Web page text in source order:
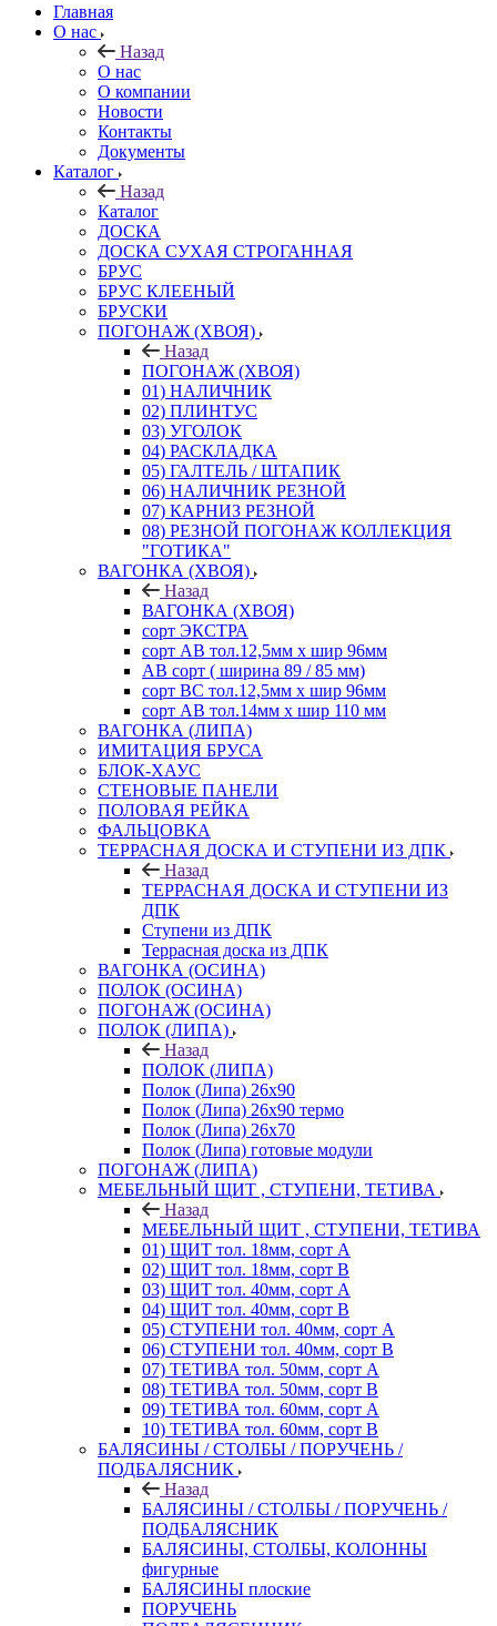
Главная
О нас
Назад
О нас
О компании
Новости
Контакты
Документы
Каталог
Назад
Каталог
ДОСКА
ДОСКА СУХАЯ СТРОГАННАЯ
БРУС
БРУС КЛЕЕНЫЙ
БРУСКИ
ПОГОНАЖ (ХВОЯ)
Назад
ПОГОНАЖ (ХВОЯ)
01) НАЛИЧНИК
02) ПЛИНТУС
03) УГОЛОК
04) РАСКЛАДКА
05) ГАЛТЕЛЬ / ШТАПИК
06) НАЛИЧНИК РЕЗНОЙ
07) КАРНИЗ РЕЗНОЙ
08) РЕЗНОЙ ПОГОНАЖ КОЛЛЕКЦИЯ
"ГОТИКА"
ВАГОНКА (ХВОЯ)
Назад
ВАГОНКА (ХВОЯ)
сорт ЭКСТРА
сорт АВ тол.12,5мм х шир 96мм
АВ сорт ( ширина 89 / 85 мм)
сорт ВС тол.12,5мм х шир 96мм
сорт АВ тол.14мм х шир 110 мм
ВАГОНКА (ЛИПА)
ИМИТАЦИЯ БРУСА
БЛОК-ХАУС
СТЕНОВЫЕ ПАНЕЛИ
ПОЛОВАЯ РЕЙКА
ФАЛЬЦОВКА
ТЕРРАСНАЯ ДОСКА И СТУПЕНИ ИЗ ДПК
Назад
ТЕРРАСНАЯ ДОСКА И СТУПЕНИ ИЗ
ДПК
Ступени из ДПК
Террасная доска из ДПК
ВАГОНКА (ОСИНА)
ПОЛОК (ОСИНА)
ПОГОНАЖ (ОСИНА)
ПОЛОК (ЛИПА)
Назад
ПОЛОК (ЛИПА)
Полок (Липа) 26х90
Полок (Липа) 26х90 термо
Полок (Липа) 26х70
Полок (Липа) готовые модули
ПОГОНАЖ (ЛИПА)
МЕБЕЛЬНЫЙ ЩИТ , СТУПЕНИ, ТЕТИВА
Назад
МЕБЕЛЬНЫЙ ЩИТ , СТУПЕНИ, ТЕТИВА
01) ЩИТ тол. 18мм, сорт А
02) ЩИТ тол. 18мм, сорт В
03) ЩИТ тол. 40мм, сорт А
04) ЩИТ тол. 40мм, сорт В
05) СТУПЕНИ тол. 40мм, сорт А
06) СТУПЕНИ тол. 40мм, сорт В
07) ТЕТИВА тол. 50мм, сорт А
08) ТЕТИВА тол. 50мм, сорт В
09) ТЕТИВА тол. 60мм, сорт А
10) ТЕТИВА тол. 60мм, сорт В
БАЛЯСИНЫ / СТОЛБЫ / ПОРУЧЕНЬ /
ПОДБАЛЯСНИК
Назад
БАЛЯСИНЫ / СТОЛБЫ / ПОРУЧЕНЬ /
ПОДБАЛЯСНИК
БАЛЯСИНЫ, СТОЛБЫ, КОЛОННЫ
фигурные
БАЛЯСИНЫ плоские
ПОРУЧЕНЬ